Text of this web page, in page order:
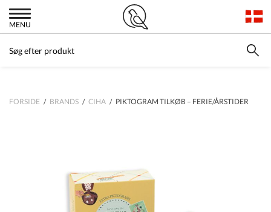
MENU
FORSIDE / BRANDS / CIHA / PIKTOGRAM TILKØB – FERIE/ÅRSTIDER